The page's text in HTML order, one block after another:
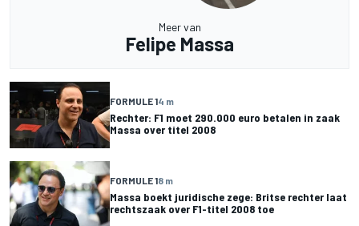
Meer van
Felipe Massa
FORMULE 14 m
Rechter: F1 moet 290.000 euro betalen in zaak
Massa over titel 2008
FORMULE 18 m
Massa boekt juridische zege: Britse rechter laat
rechtszaak over F1-titel 2008 toe